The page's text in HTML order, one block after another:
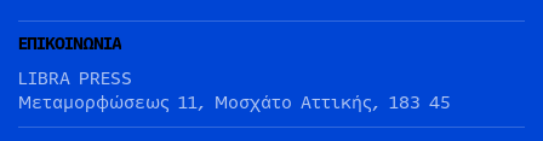
ΕΠΙΚΟΙΝΩΝΙΑ
LIBRA PRESS
Μεταμορφώσεως 11, Μοσχάτο Αττικής, 183 45